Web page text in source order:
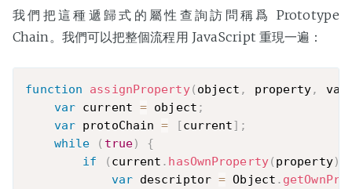
我們把這種遞歸式的屬性查詢訪問稱爲 Prototype
Chain。我們可以把整個流程用 JavaScript 重現一遍：
function assignProperty( object , property,
var current = object ;
var protoChain = [current] ;
while
( true)
{
if
( current . hasOwnProperty( property)
var descriptor = Object .